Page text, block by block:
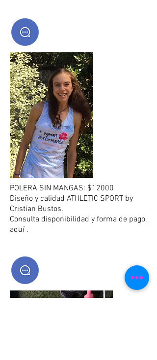
POLERA SIN MANGAS: $12000
Diseño y calidad ATHLETIC SPORT by
Cristian Bustos.
Consulta disponibilidad y forma de pago,
aquí .